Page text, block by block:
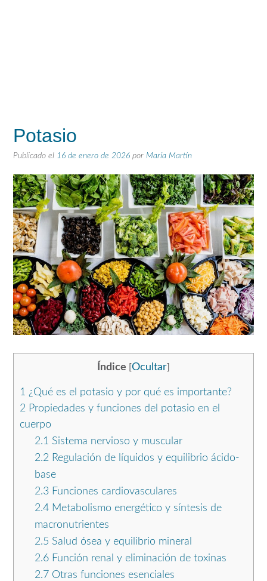
Potasio
Publicado el 16 de enero de 2026 por María Martín
Índice Ocultar
1 ¿Qué es el potasio y por qué es importante?
2 Propiedades y funciones del potasio en el
cuerpo
2.1 Sistema nervioso y muscular
2.2Regulación de líquidos y equilibrio ácido-
base
2.3Funciones cardiovasculares
2.4Metabolismo energético y síntesis de
macronutrientes
2.5 Salud ósea y equilibrio mineral
2.6Función renal y eliminación de toxinas
2.7Otras funciones esenciales